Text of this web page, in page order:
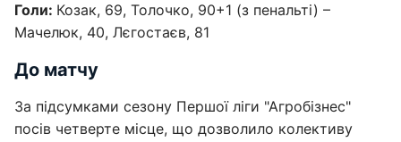
Голи: Козак, 69, Толочко, 90+1 (з пенальті) –
Мачелюк, 40, Лєгостаєв, 81
До матчу
За підсумками сезону Першої ліги "Агробізнес"
посів четверте місце, що дозволило колективу